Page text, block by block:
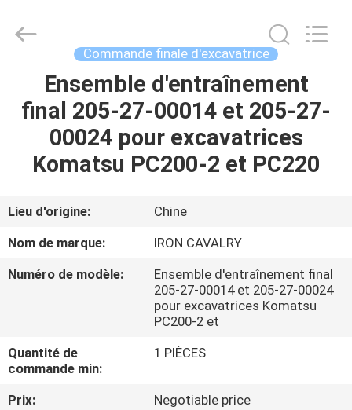
APERÇU
PRODUITS
VR
DE
NOUS
Machinery
Commande finale d'excavatrice
Ensemble d'entraînement
final 205-27-00014 et 205-27-
00024 pour excavatrices
Komatsu PC200-2 et PC220
Lieu d'origine:
Chine
Nom de marque:
IRON CAVALRY
Numéro de modèle:
Ensemble d'entraînement final
205-27-00014 et 205-27-00024
pour excavatrices Komatsu
PC200-2 et
Quantité de
commande min:
1 PIÈCES
Prix:
Negotiable price